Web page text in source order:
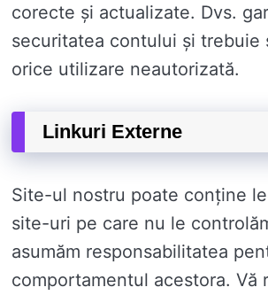
corecte și actualizate. Dvs.
securitatea contului și trebuie
orice utilizare neautorizată.
Linkuri Externe
Site-ul nostru poate conține
site-uri pe care nu le
asumăm responsabilitatea
comportamentul acestora. Vă